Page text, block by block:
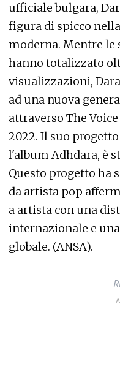
ufficiale bulgara,
figura di spicco
moderna. Mentre le
hanno totalizzato
visualizzazioni,
ad una nuova
attraverso The
2022. Il suo
l'album Adhdara, è
Questo progetto ha
da artista pop
a artista con una
internazionale e
globale. (ANSA).